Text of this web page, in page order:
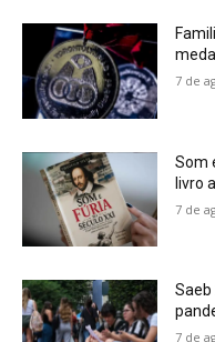
7 de
Som
livro
7 de
Saeb
7 de